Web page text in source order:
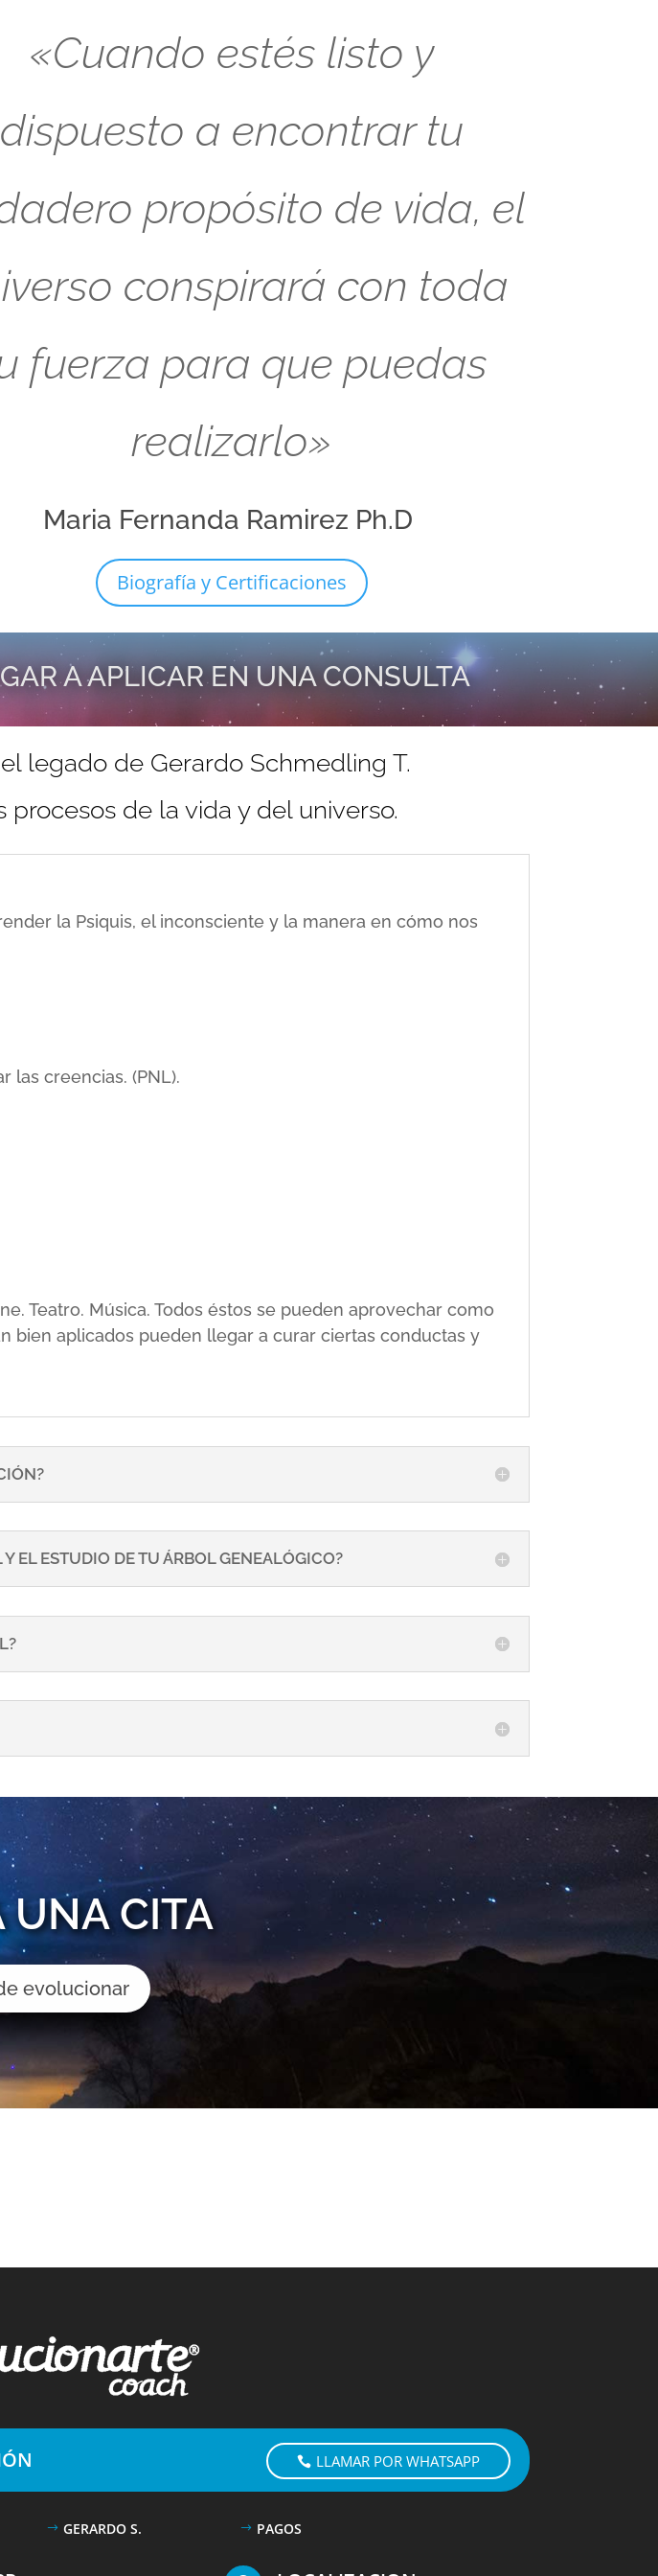
«Cuando estés listo y
dispuesto a encontrar tu
propósito de vida, el
conspirará con toda
fuerza para que puedas
realizarlo»
Maria Fernanda Ramirez Ph.D
Biografía y Certificaciones
A APLICAR EN UNA CONSULTA
legado de Gerardo Schmedling T.
de la vida y del universo.
la Psiquis, el inconsciente y la manera en cómo nos
las creencias. (PNL).
Teatro. Música. Todos éstos se pueden aprovechar como
bien aplicados pueden llegar a curar ciertas conductas y
EL ESTUDIO DE TU ÁRBOL GENEALÓGICO?
UNA CITA
evolucionar
LLAMAR POR WHATSAPP
GERARDO S. PAGOS